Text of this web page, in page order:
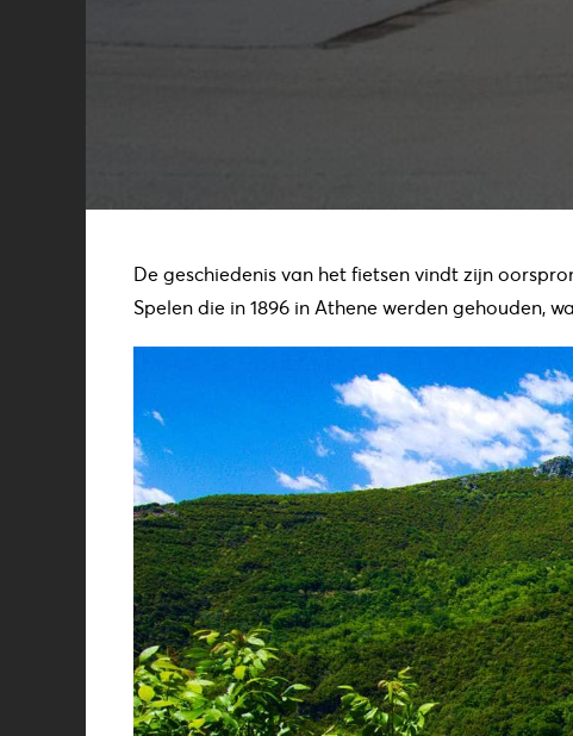
De geschiedenis van het fietsen vindt zijn
Spelen die in 1896 in Athene werden gehouden,